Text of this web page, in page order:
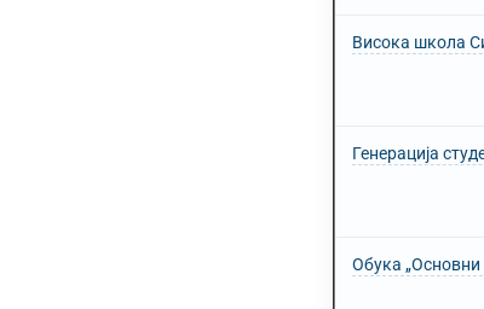
Висока школа
Генерација
Обука